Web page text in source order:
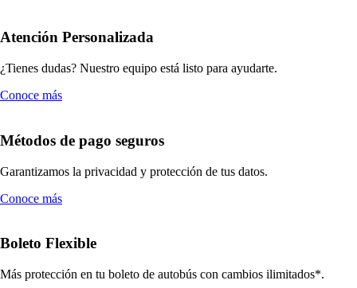
Atención Personalizada
¿Tienes dudas? Nuestro equipo está listo para ayudarte.
Conoce más
Métodos de pago seguros
Garantizamos la privacidad y protección de tus datos.
Conoce más
Boleto Flexible
Más protección en tu boleto de autobús con cambios ilimitados*.